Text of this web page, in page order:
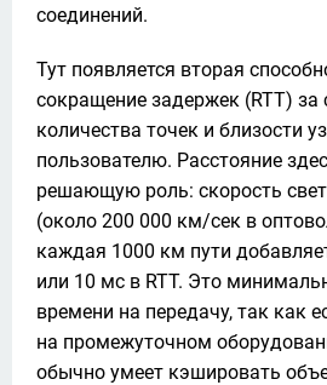
соединений.
Тут появляется вторая
сокращение задержек (RTT) за
количества точек и близости
пользователю. Расстояние
решающую роль: скорость
(около 200 000 км/сек в
каждая 1000 км пути
или 10 мс в RTT. Это
времени на передачу, так как
на промежуточном
обычно умеет кэшировать